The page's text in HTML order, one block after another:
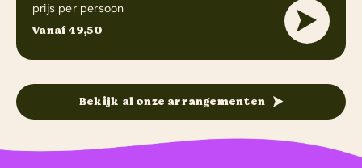
prijs per persoon
Vanaf 49,50
Bekijk al onze arrangementen